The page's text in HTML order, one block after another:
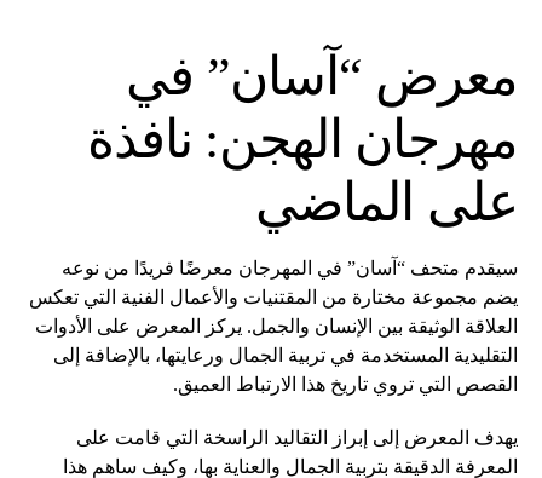
معرض “آسان” في
مهرجان الهجن: نافذة
على الماضي
سيقدم متحف “آسان” في المهرجان معرضًا فريدًا من نوعه
يضم مجموعة مختارة من المقتنيات والأعمال الفنية التي تعكس
العلاقة الوثيقة بين الإنسان والجمل. يركز المعرض على الأدوات
التقليدية المستخدمة في تربية الجمال ورعايتها، بالإضافة إلى
القصص التي تروي تاريخ هذا الارتباط العميق.
يهدف المعرض إلى إبراز التقاليد الراسخة التي قامت على
المعرفة الدقيقة بتربية الجمال والعناية بها، وكيف ساهم هذا